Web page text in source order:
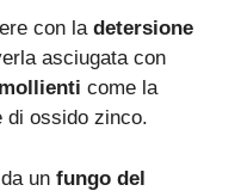
con la detersione
asciugata con
come la
di ossido zinco.
un fungo del